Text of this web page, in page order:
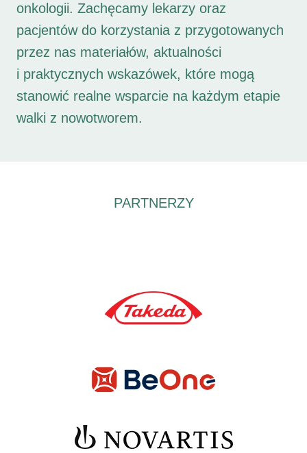
onkologii. Zachęcamy lekarzy oraz
pacjentów do korzystania z przygotowanych
przez nas materiałów, aktualności
i praktycznych wskazówek, które mogą
stanowić realne wsparcie na każdym etapie
walki z nowotworem.
PARTNERZY